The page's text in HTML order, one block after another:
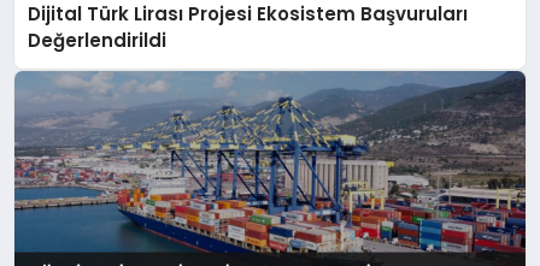
Dijital Türk Lirası Projesi Ekosistem Başvuruları
Değerlendirildi